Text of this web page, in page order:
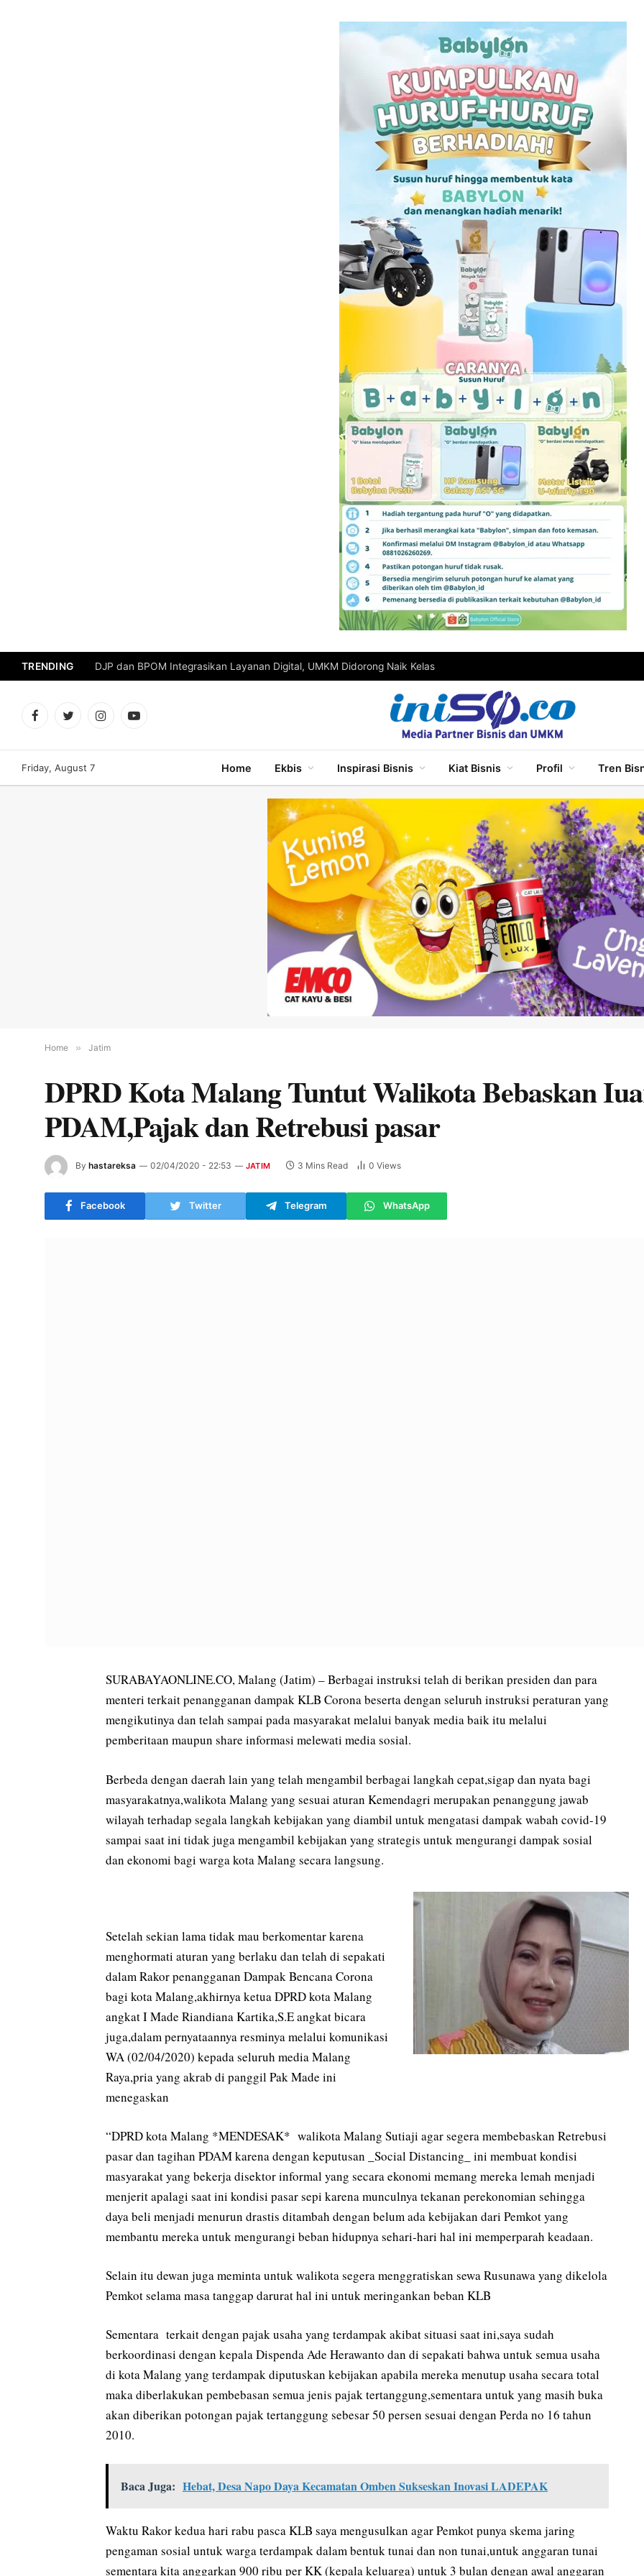
TRENDING DJP dan BPOM Integrasikan Layanan Digital, UMKM Didorong Naik Kelas
FacebookTwitterInstagramYouTube
Friday, August 7 Home Ekbis Inspirasi Bisnis Kiat Bisnis Profil Tren
Home » Jatim
DPRD Kota Malang Tuntut Walikota Bebaskan
PDAM,Pajak dan Retrebusi pasar
By hastareksa 02/04/2020 - 22:53 JATIM 3 Mins Read 0Views
Facebook Twitter Telegram WhatsApp
SURABAYAONLINE.CO, Malang (Jatim) – Berbagai instruksi telah di berikan presiden dan para
menteri terkait penangganan dampak KLB Corona beserta dengan seluruh instruksi peraturan yang
mengikutinya dan telah sampai pada masyarakat melalui banyak media baik itu melalui
pemberitaan maupun share informasi melewati media sosial.
Berbeda dengan daerah lain yang telah mengambil berbagai langkah cepat,sigap dan nyata bagi
masyarakatnya,walikota Malang yang sesuai aturan Kemendagri merupakan penanggung jawab
wilayah terhadap segala langkah kebijakan yang diambil untuk mengatasi dampak wabah covid-19
sampai saat ini tidak juga mengambil kebijakan yang strategis untuk mengurangi dampak sosial
dan ekonomi bagi warga kota Malang secara langsung.
Setelah sekian lama tidak mau berkomentar karena
menghormati aturan yang berlaku dan telah di sepakati
dalam Rakor penangganan Dampak Bencana Corona
bagi kota Malang,akhirnya ketua DPRD kota Malang
angkat I Made Riandiana Kartika,S.E angkat bicara
juga,dalam pernyataannya resminya melalui komunikasi
WA (02/04/2020) kepada seluruh media Malang
Raya,pria yang akrab di panggil Pak Made ini
menegaskan
“DPRD kota Malang *MENDESAK* walikota Malang Sutiaji agar segera membebaskan Retrebusi
pasar dan tagihan PDAM karena dengan keputusan _Social Distancing_ ini membuat kondisi
masyarakat yang bekerja disektor informal yang secara ekonomi memang mereka lemah menjadi
menjerit apalagi saat ini kondisi pasar sepi karena munculnya tekanan perekonomian sehingga
daya beli menjadi menurun drastis ditambah dengan belum ada kebijakan dari Pemkot yang
membantu mereka untuk mengurangi beban hidupnya sehari-hari hal ini memperparah keadaan.
Selain itu dewan juga meminta untuk walikota segera menggratiskan sewa Rusunawa yang dikelola
Pemkot selama masa tanggap darurat hal ini untuk meringankan beban KLB
Sementara terkait dengan pajak usaha yang terdampak akibat situasi saat ini,saya sudah
berkoordinasi dengan kepala Dispenda Ade Herawanto dan di sepakati bahwa untuk semua usaha
di kota Malang yang terdampak diputuskan kebijakan apabila mereka menutup usaha secara total
maka diberlakukan pembebasan semua jenis pajak tertanggung,sementara untuk yang masih buka
akan diberikan potongan pajak tertanggung sebesar 50 persen sesuai dengan Perda no 16 tahun
2010.
Baca Juga: Hebat, Desa Napo Daya Kecamatan Omben Sukseskan Inovasi LADEPAK
Waktu Rakor kedua hari rabu pasca KLB saya mengusulkan agar Pemkot punya skema jaring
pengaman sosial untuk warga terdampak dalam bentuk tunai dan non tunai,untuk anggaran tunai
sementara kita anggarkan 900 ribu per KK (kepala keluarga) untuk 3 bulan dengan awal anggaran